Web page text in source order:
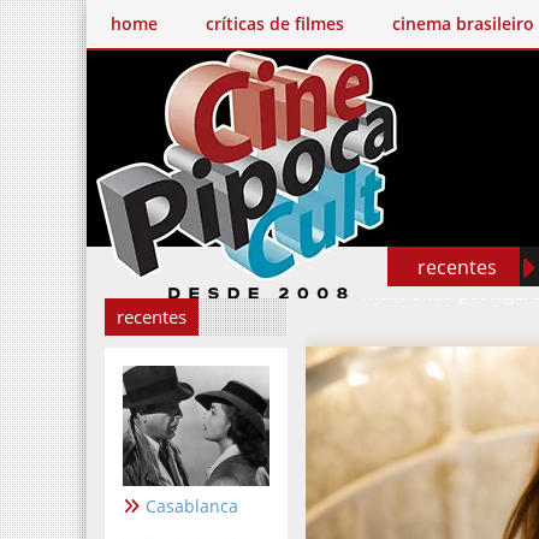
home críticas de filmes cinema brasileiro
recentes
recentes
Casablanca
Mostrando